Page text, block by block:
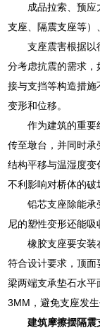
成品拉索、预
支座、隔震支座等）
支座震害根据以
分考虑抗震的需求
接与支挡等构造措
变形和位移。
作为建筑的重要
传至墩台，并同时
结构平移与温湿度
不利影响对桥体的破
铅芯支座除能承
尼的塑性变形还能吸
橡胶支座要安装
符合设计要求，顶
梁两端支承垫石水
3MM，避免支座发
建筑摩擦摆隔震